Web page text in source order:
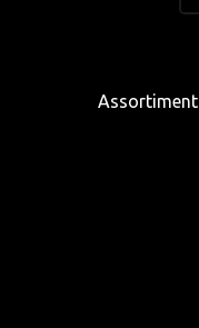
Assortiment